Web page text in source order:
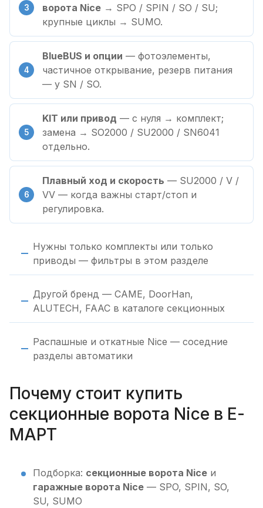
ворота Nice → SPO / SPIN / SO / SU;
крупные циклы → SUMO.
BlueBUS и опции — фотоэлементы,
частичное открывание, резерв питания
— у SN / SO.
KIT или привод — с нуля → комплект;
замена → SO2000 / SU2000 / SN6041
отдельно.
Плавный ход и скорость — SU2000 / V /
VV — когда важны старт/стоп и
регулировка.
Нужны только комплекты или только
приводы — фильтры в этом разделе
Другой бренд — CAME, DoorHan,
ALUTECH, FAAC в каталоге секционных
Распашные и откатные Nice — соседние
разделы автоматики
Почему стоит купить
секционные ворота Nice в Е-
МАРТ
Подборка: секционные ворота Nice и
гаражные ворота Nice — SPO, SPIN, SO,
SU, SUMO